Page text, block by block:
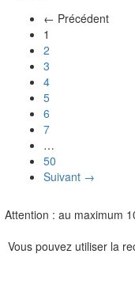
← Précédent
1
2
3
4
5
6
7
…
50
Suivant →
Attention : au maximum
Vous pouvez utiliser la